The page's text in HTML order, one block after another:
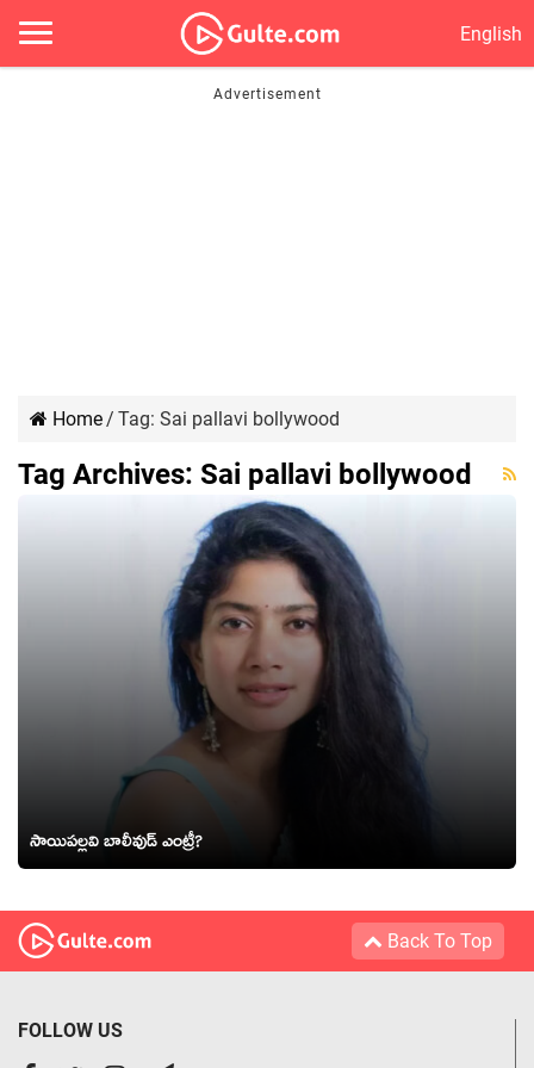
English
Home/ Tag: Sai pallavi bollywood
Tag Archives: Sai pallavi bollywood
సాయిపల్లవి బాలీవుడ్ ఎంట్రీ?
Back To Top
FOLLOW US